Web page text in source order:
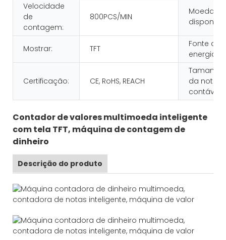
Velocidade
de
contagem:
800PCS/MIN
Moeda
Mostrar: TFT
Fonte de
energia:
Certificação: CE, RoHS, REACH
Tamanho
da nota
contável:
Contador de valores multimoeda inteligente
com tela TFT, máquina de contagem de
dinheiro
Descrição do produto